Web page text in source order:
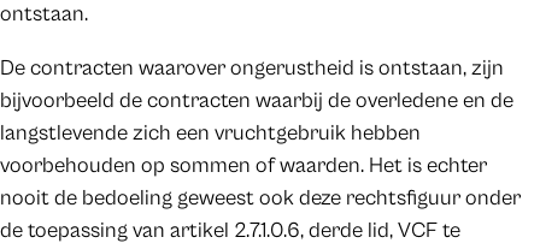
ontstaan.
De contracten waarover ongerustheid is ontstaan, zijn
bijvoorbeeld de contracten waarbij de overledene en de
langstlevende zich een vruchtgebruik hebben
voorbehouden op sommen of waarden. Het is echter
nooit de bedoeling geweest ook deze rechtsfiguur onder
de toepassing van artikel 2.7.1.0.6, derde lid, VCF te